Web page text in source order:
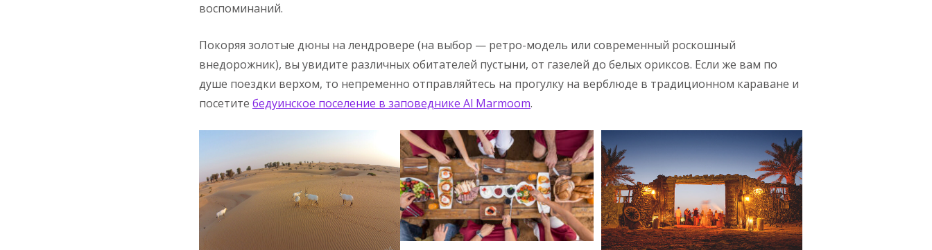
воспоминаний.
Покоряя золотые дюны на лендровере (на выбор — ретро-модель или современный роскошный
внедорожник), вы увидите различных обитателей пустыни, от газелей до белых ориксов. Если же вам по
душе поездки верхом, то непременно отправляйтесь на прогулку на верблюде в традиционном караване и
посетите бедуинское поселение в заповеднике Al Marmoom.